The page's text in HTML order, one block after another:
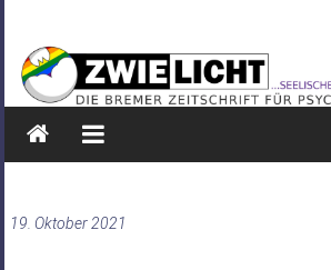
springen
ZWIELICHT
BREMEN
DIE
PSYCHOSOZIALE
19. Oktober 2021